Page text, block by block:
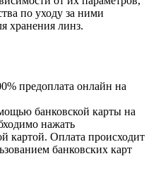
по уходу за ними
хранения линз.
предоплата онлайн на
банковской карты на
нажать
картой. Оплата происходит
банковских карт